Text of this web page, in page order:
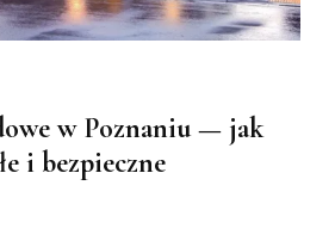
w Poznaniu — jak
i bezpieczne